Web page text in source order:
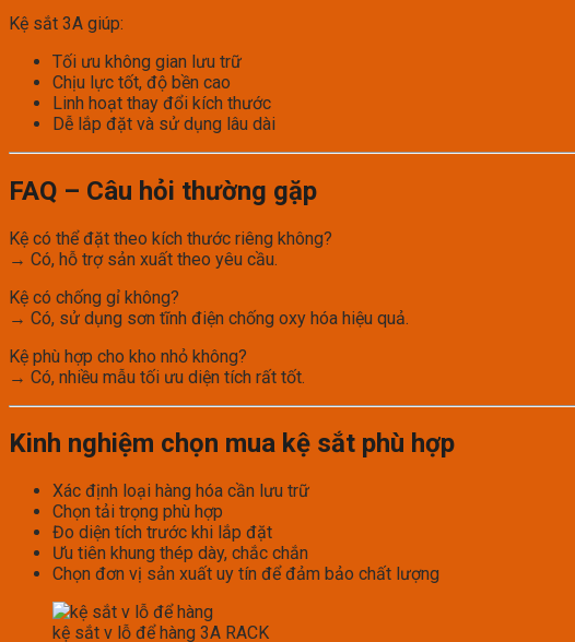
Kệ sắt 3A giúp:
Tối ưu không gian lưu trữ
Chịu lực tốt, độ bền cao
Linh hoạt thay đổi kích thước
Dễ lắp đặt và sử dụng lâu dài
FAQ – Câu hỏi thường gặp
Kệ có thể đặt theo kích thước riêng không?
→ Có, hỗ trợ sản xuất theo yêu cầu.
Kệ có chống gỉ không?
→ Có, sử dụng sơn tĩnh điện chống oxy hóa hiệu quả.
Kệ phù hợp cho kho nhỏ không?
→ Có, nhiều mẫu tối ưu diện tích rất tốt.
Kinh nghiệm chọn mua kệ sắt phù hợp
Xác định loại hàng hóa cần lưu trữ
Chọn tải trọng phù hợp
Đo diện tích trước khi lắp đặt
Ưu tiên khung thép dày, chắc chắn
Chọn đơn vị sản xuất uy tín để đảm bảo chất lượng
kệ sắt v lỗ để hàng 3A RACK